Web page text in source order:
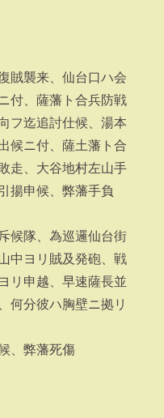
賊襲来、仙台口ハ会
付、薩藩ト合兵防戦
フ迄追討仕候、湯本
候ニ付、薩土藩ト合
走、大谷地村左山手
揚申候、弊藩手負
候隊、為巡邏仙台街
中ヨリ賊及発砲、戦
リ申越、早速薩長並
何分彼ハ胸壁ニ拠リ
、弊藩死傷